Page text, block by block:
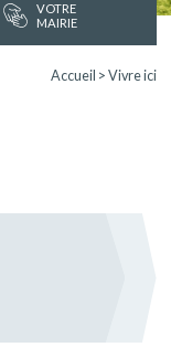
VOTRE
MAIRIE
Accueil > Vivre ici